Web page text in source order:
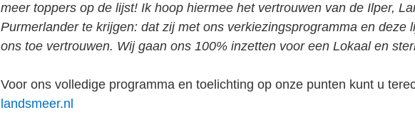
meer toppers op de lijst! Ik hoop hiermee het vertrouwen van de Ilper,
Purmerlander te krijgen: dat zij met ons verkiezingsprogramma en deze
ons toe vertrouwen. Wij gaan ons 100% inzetten voor een Lokaal en
Voor ons volledige programma en toelichting op onze punten kunt u
landsmeer.nl